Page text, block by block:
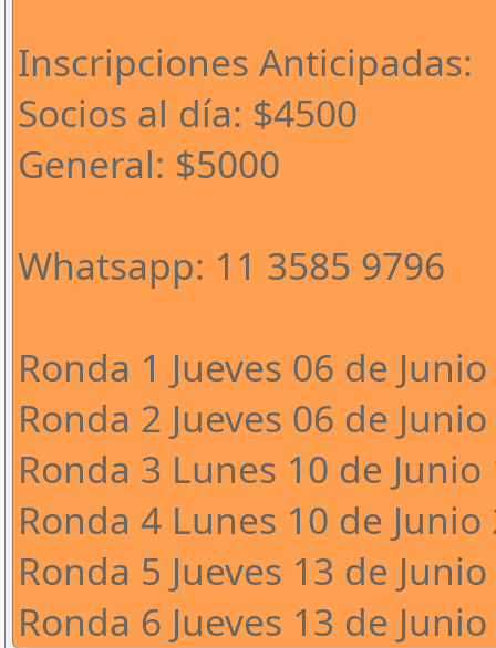
Inscripciones Anticipadas:
Socios al día: $4500
General: $5000
Whatsapp: 11 3585 9796
Ronda 1 Jueves 06 de
Ronda 2 Jueves 06 de
Ronda 3 Lunes 10 de Junio
Ronda 4 Lunes 10 de Junio
Ronda 5 Jueves 13 de
Ronda 6 Jueves 13 de